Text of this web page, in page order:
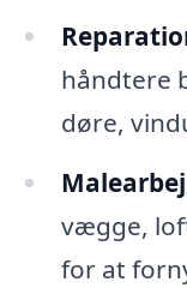
håndtere
døre,
vægge,
for at